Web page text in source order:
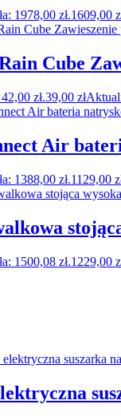
1978,00 zł.1609,00
Cube
zł.39,00 zł
Air
1388,00 zł.1129,00
1500,08 zł.1229,00